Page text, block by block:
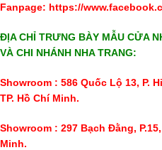
Fanpage: https://
ĐỊA CHỈ TRƯNG BÀY MẪU CỬA
VÀ CHI NHÁNH NHA TRANG:
Showroom : 586 Quốc Lộ 13, P.
TP. Hồ Chí Minh.
Showroom : 297 Bạch Đằng,
Minh.